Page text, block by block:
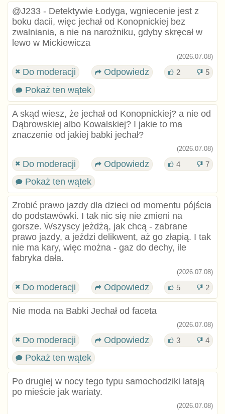
@J233 - Detektywie Łodyga, wgniecenie jest z
boku dacii, więc jechał od Konopnickiej bez
zwalniania, a nie na narożniku, gdyby skręcał w
lewo w Mickiewicza
(2026.07.08)
Do moderacji Odpowiedz 2 5
Pokaż ten wątek
A skąd wiesz, że jechał od Konopnickiej? a nie od
Dąbrowskiej albo Kowalskiej? I jakie to ma
znaczenie od jakiej babki jechał?
(2026.07.08)
Do moderacji Odpowiedz 4 7
Pokaż ten wątek
Zrobić prawo jazdy dla dzieci od momentu pójścia
do podstawówki. I tak nic się nie zmieni na
gorsze. Wszyscy jeżdżą, jak chcą - zabrane
prawo jazdy, a jeździ delikwent, aż go złapią. I tak
nie ma kary, więc można - gaz do dechy, ile
fabryka dała.
(2026.07.08)
Do moderacji Odpowiedz 5 2
Nie moda na Babki Jechał od faceta
(2026.07.08)
Do moderacji Odpowiedz 3 4
Pokaż ten wątek
Po drugiej w nocy tego typu samochodziki latają
po mieście jak wariaty.
(2026.07.08)